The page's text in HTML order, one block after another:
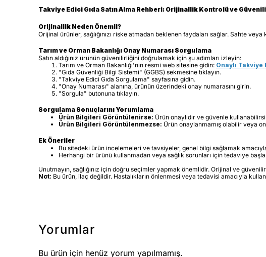
Takviye Edici Gıda Satın Alma Rehberi: Orijinallik Kontrolü ve
Orijinallik Neden Önemli?
Orijinal ürünler, sağlığınızı riske atmadan beklenen faydaları sağlar. Sahte
Tarım ve Orman Bakanlığı Onay Numarası Sorgulama
Satın aldığınız ürünün güvenilirliğini doğrulamak için şu adımları izleyin:
Tarım ve Orman Bakanlığı'nın resmi web sitesine gidin: Onaylı Takviye
"Gıda Güvenliği Bilgi Sistemi" (GGBS) sekmesine tıklayın.
"Takviye Edici Gıda Sorgulama" sayfasına gidin.
"Onay Numarası" alanına, ürünün üzerindeki onay numarasını girin.
"Sorgula" butonuna tıklayın.
Sorgulama Sonuçlarını Yorumlama
Ürün Bilgileri Görüntülenirse: Ürün onaylıdır ve güvenle
Ürün Bilgileri Görüntülenmezse: Ürün onaylanmamış olabilir veya
Ek Öneriler
Bu sitedeki ürün incelemeleri ve tavsiyeler, genel bilgi sağlamak
Herhangi bir ürünü kullanmadan veya sağlık sorunları için tedaviye
Unutmayın, sağlığınız için doğru seçimler yapmak önemlidir. Orijinal ve
Not: Bu ürün, ilaç değildir. Hastalıkların önlenmesi veya tedavisi amacıyla
Yorumlar
Bu ürün için henüz yorum yapılmamış.